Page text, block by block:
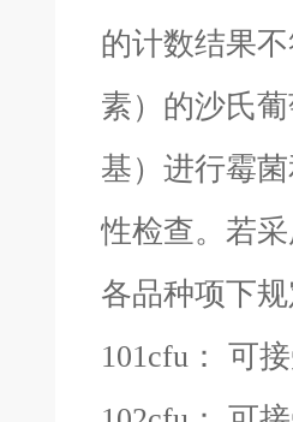
的计数结果
素）的沙氏
基）进行霉
性检查。若
各品种项下
101cfu： 可